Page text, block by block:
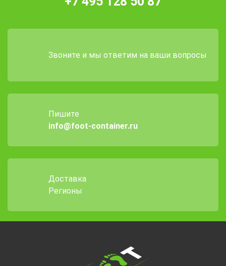
Звоните и мы ответим на ваши вопросы
Пишите
info@foot-container.ru
Доставка
Регионы